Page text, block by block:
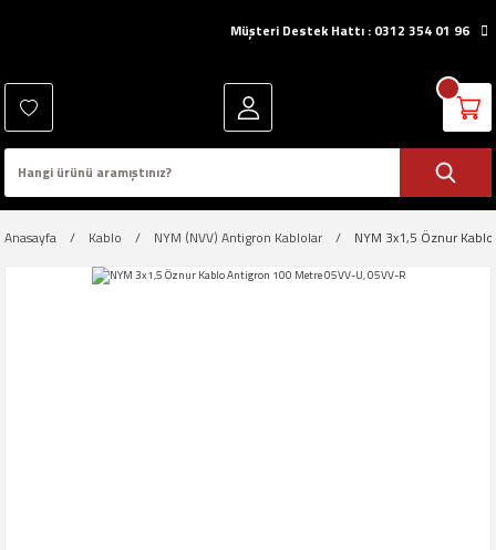
Müşteri Destek Hattı : 0312 354 01 96
Anasayfa Kablo NYM (NVV) Antigron Kablolar NYM 3x1,5 Öznur